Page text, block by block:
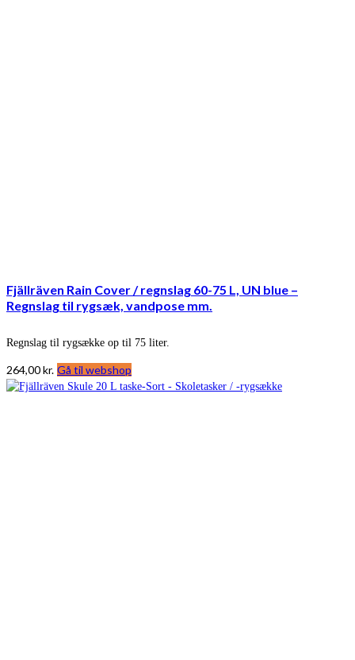
Fjällräven Rain Cover / regnslag 60-75 L, UN blue –
Regnslag til rygsæk, vandpose mm.
Regnslag til rygsække op til 75 liter.
264,00kr. Gå til webshop